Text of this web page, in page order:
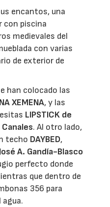
encantos, una
con piscina
medievales del
con varias
de exterior de
han colocado las
NA XEMENA, y las
LIPSTICK de
. Al otro lado,
techo DAYBED,
A. Gandía-Blasco
perfecto donde
que dentro de
356 para